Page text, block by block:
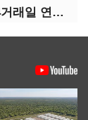
(특징주)본느, 경영권 인수 기대감에 4거래일 연속 상한가